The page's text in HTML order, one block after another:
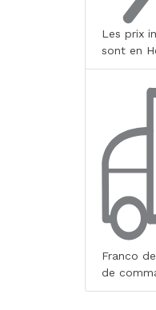
Les prix
sont en
Franco
de